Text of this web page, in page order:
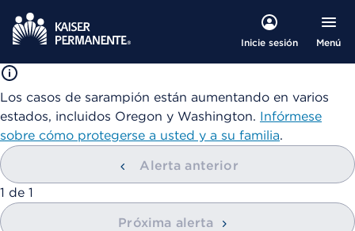
Inicie sesión Menú
Los casos de sarampión están aumentando en varios
estados, incluidos Oregon y Washington. Infórmese
sobre cómo protegerse a usted y a su familia.
Alerta anterior
mostrando
1 de 1
Próxima alerta